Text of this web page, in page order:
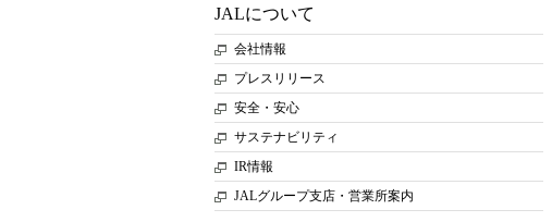
JALについて
会社情報
プレスリリース
安全・安心
サステナビリティ
IR情報
JALグループ支店・営業所案内